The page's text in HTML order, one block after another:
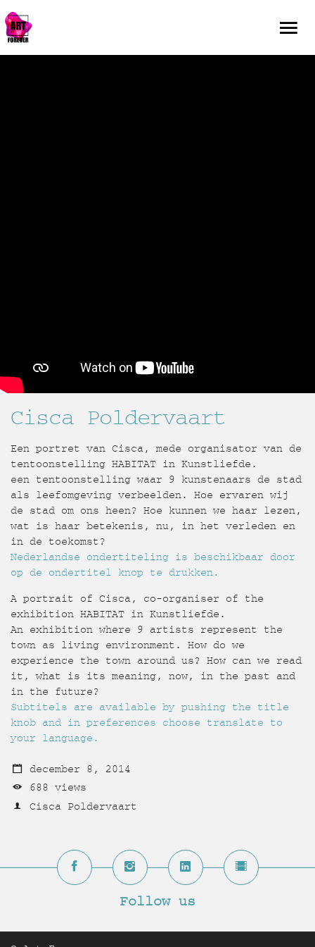
Cisca Poldervaart
Een portret van Cisca, mede organisator van de
tentoonstelling HABITAT in Kunstliefde.
een tentoonstelling waar 9 kunstenaars de stad
als leefomgeving verbeelden. Hoe ervaren wij
de stad om ons heen? Hoe kunnen we haar lezen,
wat is haar betekenis, nu, in het verleden en
in de toekomst?
Nederlandse ondertiteling is beschikbaar door
op de ondertitel knop te drukken.
A portrait of Cisca, co-organiser of the
exhibition HABITAT in Kunstliefde.
An exhibition where 9 artists represent the
town as living environment. How do we
experience the town around us? How can we read
it, what is its meaning, now, in the past and
in the future?
Subtitels are available by pushing the title
knob and in preferences choose translate to
your language.
december 8, 2014
688 views
Cisca Poldervaart